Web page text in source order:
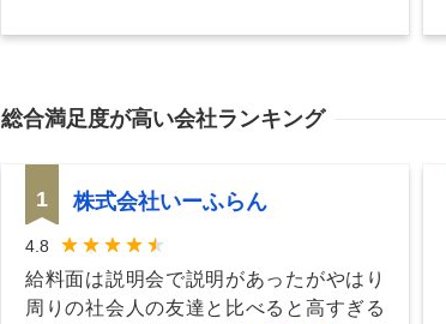
総合満足度が高い会社ランキング
1 株式会社いーふらん
4.8
給料面は説明会で説明があったがやはり
周りの社会人の友達と比べると高すぎる